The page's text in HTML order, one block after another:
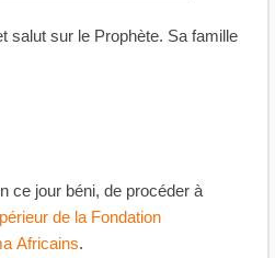
salut sur le Prophète. Sa famille
ce jour béni, de procéder à
de la Fondation
Africains.